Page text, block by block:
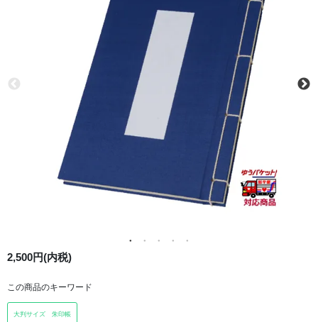
2,500円(内税)
この商品のキーワード
大判サイズ 朱印帳